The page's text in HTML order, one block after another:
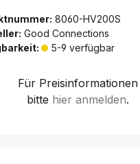
8060-HV200S
Good Connections
5-9 verfügbar
Für Preisinformationen
bitte hier anmelden.